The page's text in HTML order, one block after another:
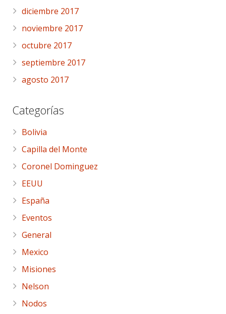
diciembre 2017
noviembre 2017
octubre 2017
septiembre 2017
agosto 2017
Categorías
Bolivia
Capilla del Monte
Coronel Dominguez
EEUU
España
Eventos
General
Mexico
Misiones
Nelson
Nodos